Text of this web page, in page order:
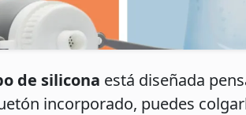
de silicona está diseñada
incorporado, puedes